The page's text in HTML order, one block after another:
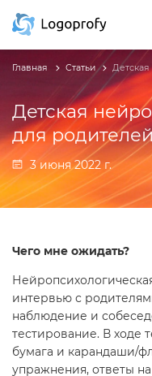
Детская
для
3 июня 2022 г.
Главная Статьи
Чего мне ожидать?
интервью с
наблюдение и
тестирование. В ходе
бумага и карандаши/
упражнения, ответы